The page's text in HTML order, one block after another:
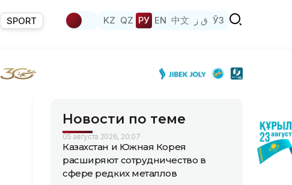
SPORT KZ QZ РУ EN 中文 ق ز ЎЗ
Новости по теме
05 августа 2026, 20:07
Казахстан и Южная Корея
расширяют сотрудничество в
сфере редких металлов